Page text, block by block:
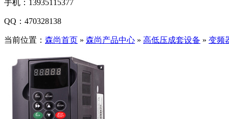
手机： 13935115377
QQ： 470328138
当前位置： 森尚首页 » 森尚产品中心 » 高低压成套设备 » 变频